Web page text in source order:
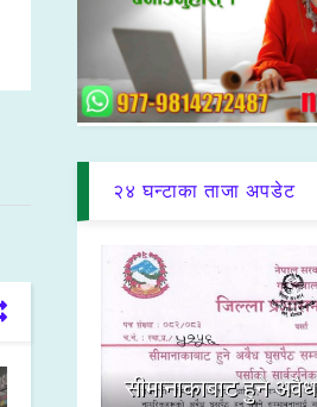
२४ घन्टाका ताजा अपडेट
सीमानाकाबाट हुने